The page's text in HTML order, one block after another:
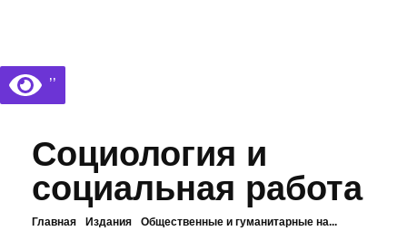
’’
Главная Издания
Общественные и гуманитарные на...
Социология и
социальная работа